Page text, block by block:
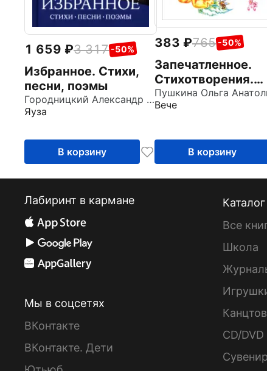
1 659 3 317 -50%
Избранное. Стихи,
песни, поэмы
Городницкий Александр Моисеевич
Яуза
В корзину
383 765 -50%
Запечатленное.
Стихотворения.
Избранное
Вече
В корзину
Лабиринт в кармане
Мы в соцсетях
ВКонтакте
ВКонтакте. Дети
Каталог
Все
Школа
CD/DVD